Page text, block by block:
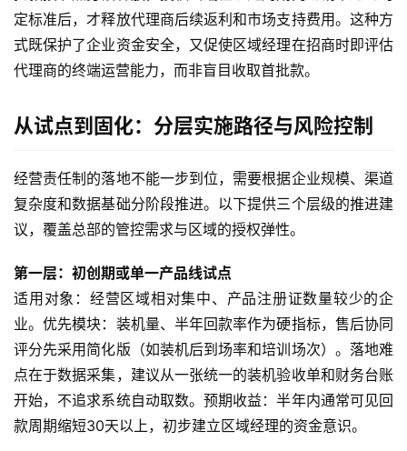
定标准后，才释放代理商后续返利和市场支持费用。这种方
式既保护了企业资金安全，又促使区域经理在招商时即评估
代理商的终端运营能力，而非盲目收取首批款。
从试点到固化：分层实施路径与风险控制
经营责任制的落地不能一步到位，需要根据企业规模、渠道
复杂度和数据基础分阶段推进。以下提供三个层级的推进建
议，覆盖总部的管控需求与区域的授权弹性。
第一层：初创期或单一产品线试点
适用对象：经营区域相对集中、产品注册证数量较少的企
业。优先模块：装机量、半年回款率作为硬指标，售后协同
评分先采用简化版（如装机后到场率和培训场次）。落地难
点在于数据采集，建议从一张统一的装机验收单和财务台账
开始，不追求系统自动取数。预期收益：半年内通常可见回
款周期缩短30天以上，初步建立区域经理的资金意识。